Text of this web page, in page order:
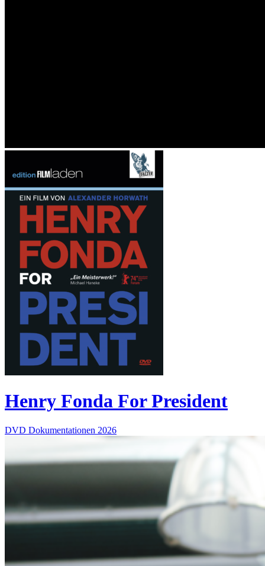
Henry Fonda For President
DVD Dokumentationen 2026